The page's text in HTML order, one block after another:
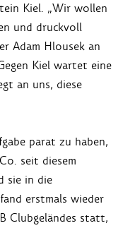
Kiel. „Wir wollen
und druckvoll
Adam Hlousek an
Kiel wartet eine
an uns, diese
parat zu haben,
seit diesem
sie in die
erstmals wieder
Clubgeländes statt,